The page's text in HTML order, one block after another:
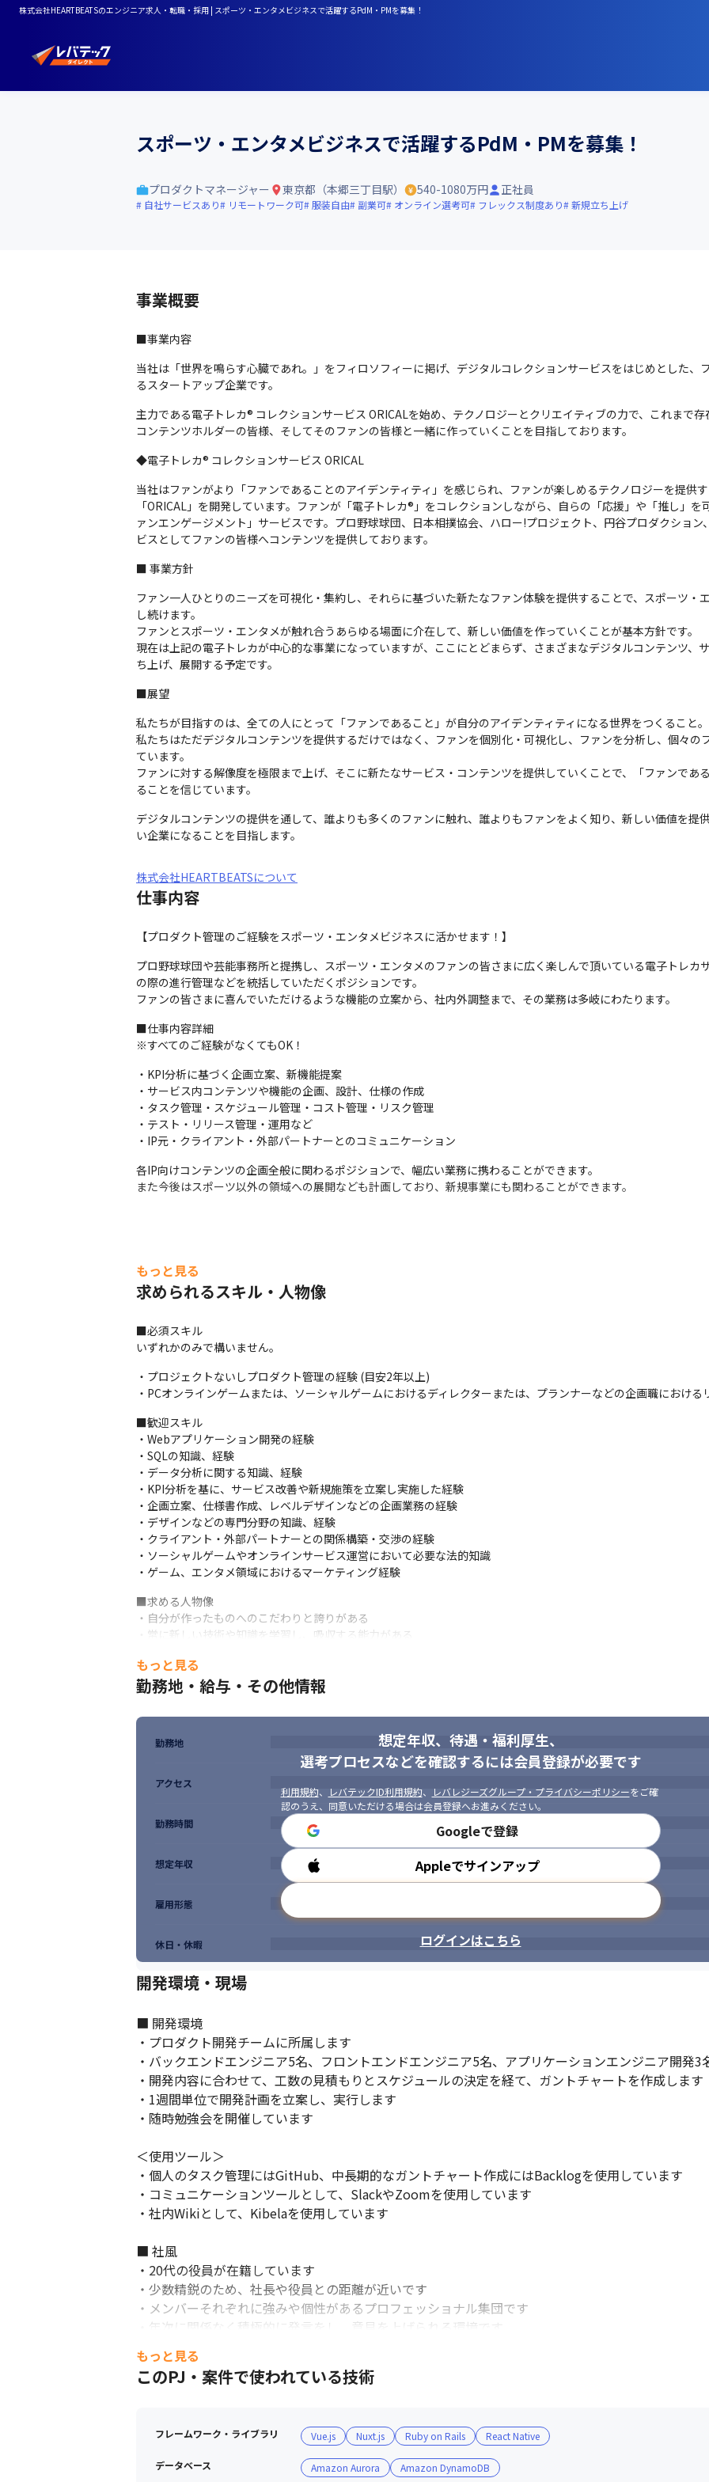
株式会社HEARTBEATSのエンジニア求人・転職・採用 | スポーツ・エンタメビジネスで活躍するPdM・PMを募集！
スポーツ・エンタメビジネスで活躍するPdM・PMを募集！
プロダクトマネージャー 東京都（本郷三丁目駅） 540-1080万円 正社員
自社サービスあり リモートワーク可 服装自由 副業可 オンライン選考可 フレックス制度あり 新規立ち上げ
事業概要
■事業内容
当社は「世界を鳴らす心臓であれ。」をフィロソフィーに掲げ、デジタルコレクションサービスをはじめとした、
るスタートアップ企業です。
主力である電子トレカ®︎ コレクションサービス ORICALを始め、テクノロジーとクリエイティブの力で、これまで
コンテンツホルダーの皆様、そしてそのファンの皆様と一緒に作っていくことを目指しております。
◆電子トレカ®︎ コレクションサービス ORICAL
当社はファンがより「ファンであることのアイデンティティ」を感じられ、ファンが楽しめるテクノロジーを提供
「ORICAL」を開発しています。ファンが「電子トレカ®︎」をコレクションしながら、自らの「応援」や「推し」
ァンエンゲージメント」サービスです。プロ野球球団、日本相撲協会、ハロー!プロジェクト、円谷プロダクショ
ビスとしてファンの皆様へコンテンツを提供しております。
■ 事業方針
ファン一人ひとりのニーズを可視化・集約し、それらに基づいた新たなファン体験を提供することで、スポーツ・
し続けます。
ファンとスポーツ・エンタメが触れ合うあらゆる場面に介在して、新しい価値を作っていくことが基本方針です。
現在は上記の電子トレカが中心的な事業になっていますが、ここにとどまらず、さまざまなデジタルコンテンツ、
ち上げ、展開する予定です。
■展望
私たちが目指すのは、全ての人にとって「ファンであること」が自分のアイデンティティになる世界をつくること。
私たちはただデジタルコンテンツを提供するだけではなく、ファンを個別化・可視化し、ファンを分析し、個々の
ています。
ファンに対する解像度を極限まで上げ、そこに新たなサービス・コンテンツを提供していくことで、「ファンであ
ることを信じています。
デジタルコンテンツの提供を通して、誰よりも多くのファンに触れ、誰よりもファンをよく知り、新しい価値を提
い企業になることを目指します。
株式会社HEARTBEATSについて
仕事内容
【プロダクト管理のご経験をスポーツ・エンタメビジネスに活かせます！】
プロ野球球団や芸能事務所と提携し、スポーツ・エンタメのファンの皆さまに広く楽しんで頂いている電子トレカ
の際の進行管理などを統括していただくポジションです。
ファンの皆さまに喜んでいただけるような機能の立案から、社内外調整まで、その業務は多岐にわたります。
■仕事内容詳細
※すべてのご経験がなくてもOK！
・KPI分析に基づく企画立案、新機能提案
・サービス内コンテンツや機能の企画、設計、仕様の作成
・タスク管理・スケジュール管理・コスト管理・リスク管理
・テスト・リリース管理・運用など
・IP元・クライアント・外部パートナーとのコミュニケーション
各IP向けコンテンツの企画全般に関わるポジションで、幅広い業務に携わることができます。
また今後はスポーツ以外の領域への展開なども計画しており、新規事業にも関わることができます。
電子トレカ®︎を用いたファンシステムを提供します。
もっと見る
求められるスキル・人物像
■必須スキル
いずれかのみで構いません。
・プロジェクトないしプロダクト管理の経験 (目安2年以上)
・PCオンラインゲームまたは、ソーシャルゲームにおけるディレクターまたは、プランナーなどの企画職におけ
■歓迎スキル
・Webアプリケーション開発の経験
・SQLの知識、経験
・データ分析に関する知識、経験
・KPI分析を基に、サービス改善や新規施策を立案し実施した経験
・企画立案、仕様書作成、レベルデザインなどの企画業務の経験
・デザインなどの専門分野の知識、経験
・クライアント・外部パートナーとの関係構築・交渉の経験
・ソーシャルゲームやオンラインサービス運営において必要な法的知識
・ゲーム、エンタメ領域におけるマーケティング経験
■求める人物像
・自分が作ったものへのこだわりと誇りがある
・常に新しい技術や知識を学習し、吸収する能力がある
・社内外問わず、コミュニケーションを円滑に行える
もっと見る
勤務地・給与・その他情報
想定年収、待遇・福利厚生、
選考プロセスなどを確認するには会員登録が必要です
利用規約、 レバテックID利用規約、 レバレジーズグループ・プライバシーポリシーをご確
認のうえ、同意いただける場合は会員登録へお進みください。
Googleで登録
Appleでサインアップ
ログインはこちら
勤務地
アクセス
勤務時間
想定年収
雇用形態
休日・休暇
開発環境・現場
■ 開発環境
・プロダクト開発チームに所属します
・バックエンドエンジニア5名、フロントエンドエンジニア5名、アプリケーションエンジニア開発
・開発内容に合わせて、工数の見積もりとスケジュールの決定を経て、ガントチャートを作成します
・1週間単位で開発計画を立案し、実行します
・随時勉強会を開催しています
＜使用ツール＞
・個人のタスク管理にはGitHub、中長期的なガントチャート作成にはBacklogを使用しています
・コミュニケーションツールとして、SlackやZoomを使用しています
・社内Wikiとして、Kibelaを使用しています
■ 社風
・20代の役員が在籍しています
・少数精鋭のため、社長や役員との距離が近いです
・メンバーそれぞれに強みや個性があるプロフェッショナル集団です
・年次に関係なく積極的に発言をし、意見を上げられる環境です
■ 職場環境
・週に1～2回出社、その他はリモートで対応しています
もっと見る
このPJ・案件で使われている技術
フレームワーク・ライブラリ Vue.js Nuxt.js Ruby on Rails React Native
データベース Amazon Aurora Amazon DynamoDB